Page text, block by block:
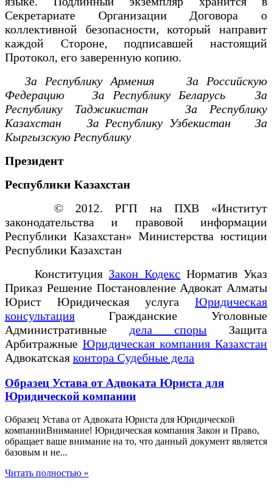
Секретариате Организации Договора о
коллективной безопасности, который направит
каждой Стороне, подписавшей настоящий
Протокол, его заверенную копию.
За Республику Армения За Российскую
Федерацию
За Республику Беларусь За
Республику Таджикистан
За Республику
Казахстан За Республику Узбекистан
За
Кыргызскую Республику
Президент
Республики Казахстан
© 2012. РГП на ПХВ «Институт
законодательства и правовой информации
Республики Казахстан» Министерства юстиции
Республики Казахстан
Конституция Закон Кодекс Норматив Указ
Приказ Решение Постановление Адвокат Алматы
Юрист Юридическая услуга Юридическая
консультация Гражданские Уголовные
Административные дела споры Защита
Арбитражные Юридическая компания Казахстан
Адвокатская контора Судебные дела
Образец Устава от Адвоката Юриста для
Юридической компании
Образец Устава от Адвоката Юриста для Юридической
компанииВнимание! Юридическая компания Закон и Право,
обращает ваше внимание на то, что данный документ является
базовым и не...
Читать полностью »